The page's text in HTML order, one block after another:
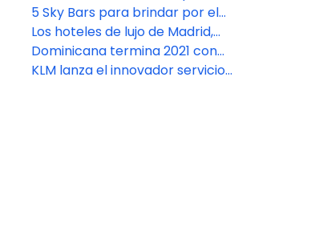
visitar en 2023
5 Sky Bars para brindar por el
Nuevo Año
Los hoteles de lujo de Madrid,
entre los mejores de Europa
Dominicana termina 2021 con
importantes reconocimientos
KLM lanza el innovador servicio